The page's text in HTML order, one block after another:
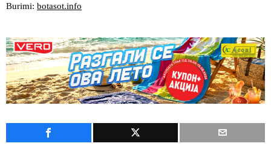
Burimi: botasot.info